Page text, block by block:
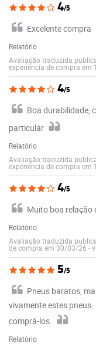
4/5
Excelente compra
Relatório
Avaliação traduzida
experiência de compra em
4/5
Boa durabilidade,
particular
Relatório
Avaliação traduzida
experiência de compra em
4/5
Muito boa relação
Relatório
Avaliação traduzida
de compra em 30/03/26 -
5/5
Pneus baratos,
vivamente estes
comprá-los.
Relatório